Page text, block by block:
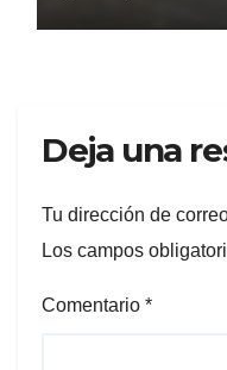
Deja una
Tu dirección de
Los campos
Comentario *